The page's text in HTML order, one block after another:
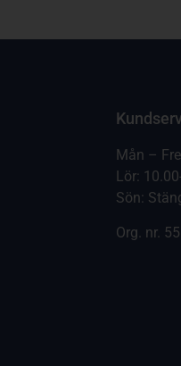
Mån –
Lör:
Sön:
Org. nr.